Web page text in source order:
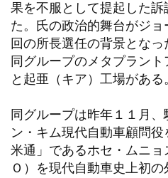
果を不服として提起した
た。氏の政治的舞台がジ
回の所長選任の背景となっ
同グループのメタプラント
と起亜（キア）工場がある
同グループは昨年１１月
ン・キム現代自動車顧問
米通」であるホセ・ムニョ
Ｏ）を現代自動車史上初